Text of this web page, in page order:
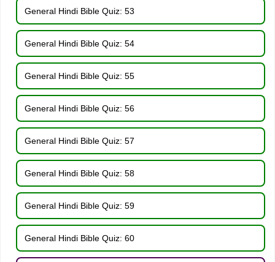
General Hindi Bible Quiz: 53
General Hindi Bible Quiz: 54
General Hindi Bible Quiz: 55
General Hindi Bible Quiz: 56
General Hindi Bible Quiz: 57
General Hindi Bible Quiz: 58
General Hindi Bible Quiz: 59
General Hindi Bible Quiz: 60